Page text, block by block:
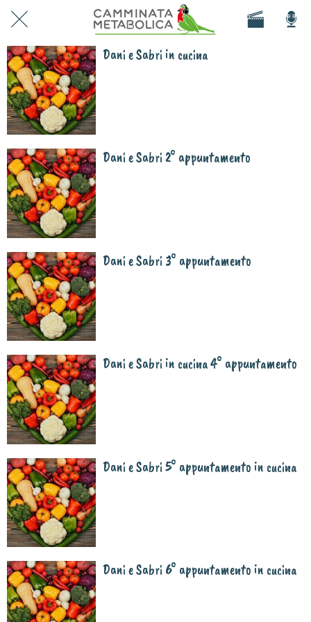
Dani e Sabri in cucina
Dani e Sabri 2° appuntamento
Dani e Sabri 3° appuntamento
Dani e Sabri in cucina 4° appuntamento
Dani e Sabri 5° appuntamento in cucina
Dani e Sabri 6° appuntamento in cucina